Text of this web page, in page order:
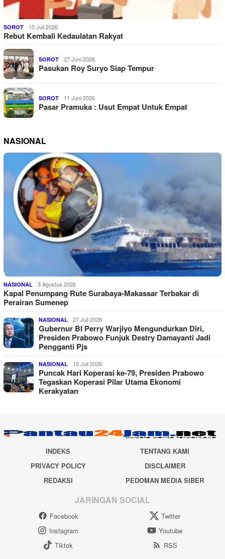
SOROT 10 Juli 2026
Rebut Kembali Kedaulatan Rakyat
SOROT 27 Juni 2026
Pasukan Roy Suryo Siap Tempur
SOROT 11 Juni 2026
Pasar Pramuka : Usut Empat Untuk Empat
NASIONAL
NASIONAL 3 Agustus 2026
Kapal Penumpang Rute Surabaya-Makassar Terbakar di
Perairan Sumenep
NASIONAL 27 Juli 2026
Gubernur BI Perry Warjiyo Mengundurkan Diri,
Presiden Prabowo Funjuk Destry Damayanti Jadi
Pengganti Pjs
NASIONAL 12 Juli 2026
Puncak Hari Koperasi ke-79, Presiden Prabowo
Tegaskan Koperasi Pilar Utama Ekonomi
Kerakyatan
INDEKS
TENTANG KAMI
PRIVACY POLICY
DISCLAIMER
REDAKSI
PEDOMAN MEDIA SIBER
JARINGAN SOCIAL
Facebook
Twitter
Instagram
Youtube
Tiktok
RSS